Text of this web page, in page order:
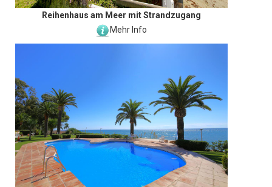
Reihenhaus am Meer mit Strandzugang
Mehr Info